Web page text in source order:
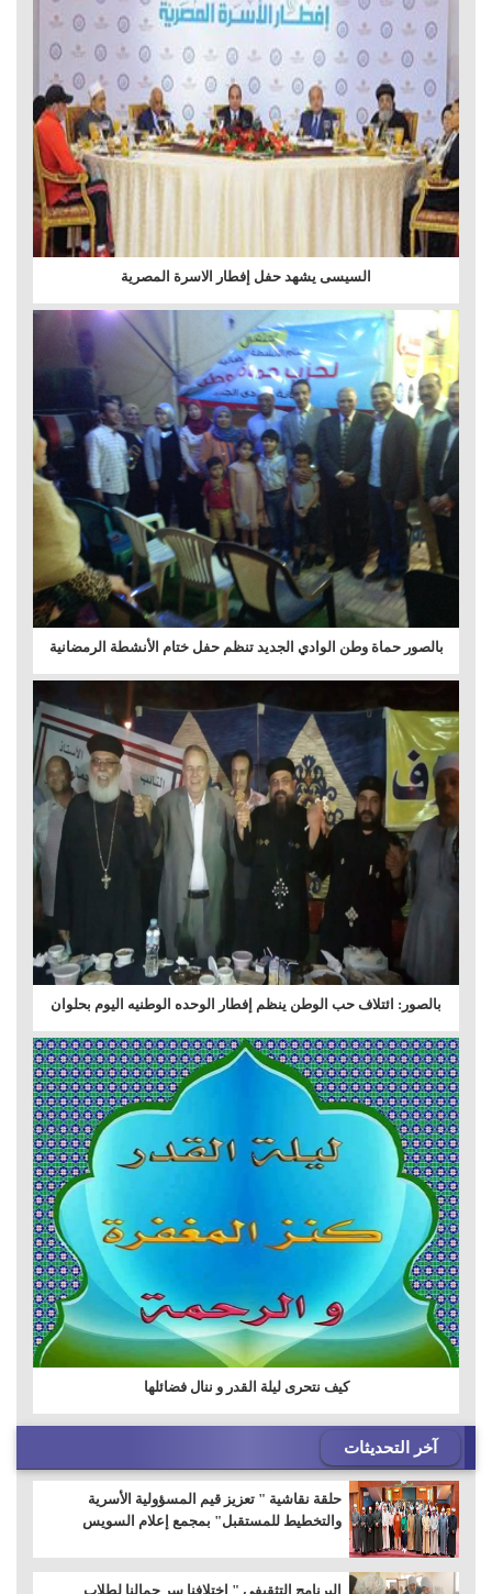
السيسى يشهد حفل إفطار الاسرة المصرية
بالصور حماة وطن الوادي الجديد تنظم حفل ختام الأنشطة الرمضانية
بالصور: ائتلاف حب الوطن ينظم إفطار الوحده الوطنيه اليوم بحلوان
كيف نتحرى ليلة القدر و ننال فضائلها
آخر التحديثات
حلقة نقاشية " تعزيز قيم المسؤولية الأسرية
والتخطيط للمستقبل" بمجمع إعلام السويس
البرنامج التثقيفى " إختلافنا سر جمالنا لطلاب